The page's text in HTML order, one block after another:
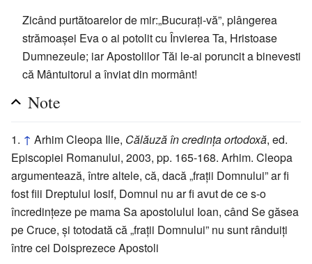
Zicând purtătoarelor de mir:„Bucurați-vă”, plângerea
strămoașei Eva o ai potolit cu Învierea Ta, Hristoase
Dumnezeule; iar Apostolilor Tăi le-ai poruncit a binevesti
că Mântuitorul a înviat din mormânt!
Note
↑ Arhim Cleopa Ilie, Călăuză în credința ortodoxă, ed.
Episcopiei Romanului, 2003, pp. 165-168. Arhim. Cleopa
argumentează, între altele, că, dacă „frații Domnului” ar fi
fost fiii Dreptului Iosif, Domnul nu ar fi avut de ce s-o
încredințeze pe mama Sa apostolului Ioan, când Se găsea
pe Cruce, și totodată că „frații Domnului” nu sunt rânduiți
între cei Doisprezece Apostoli